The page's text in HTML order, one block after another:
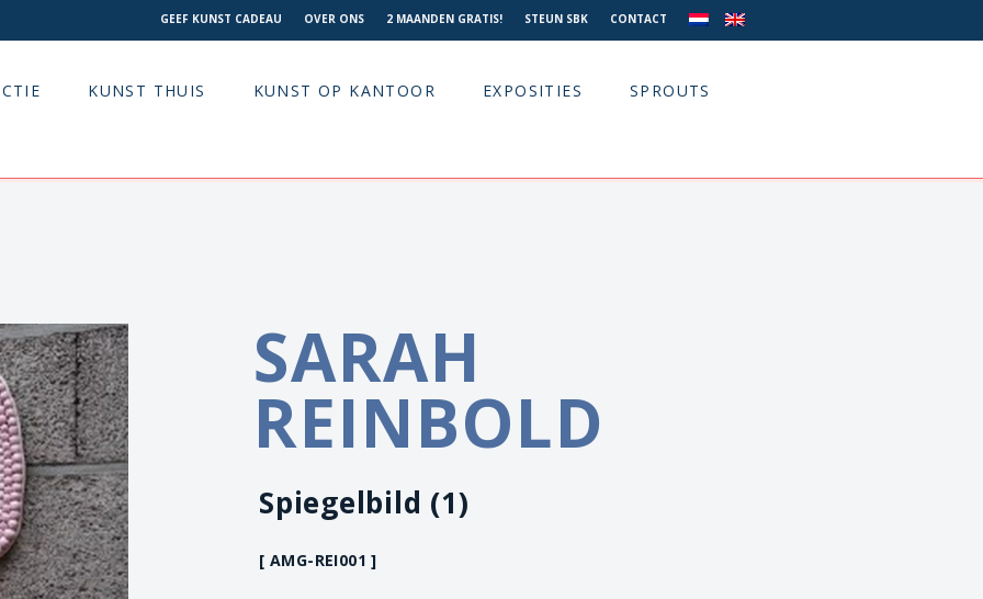
GEEF KUNST CADEAU OVER ONS 2 MAANDEN GRATIS! STEUN SBK CONTACT
KUNST THUIS KUNST OP KANTOOR EXPOSITIES SPROUTS
SARAH
REINBOLD
Spiegelbild (1)
[ AMG-REI001 ]